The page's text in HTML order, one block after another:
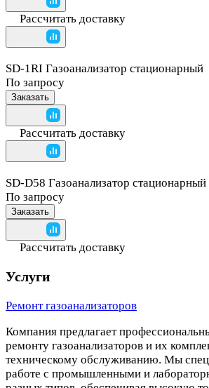
Рассчитать доставку
SD-1RI Газоанализатор стационарный
По запросу
Заказать
Рассчитать доставку
SD-D58 Газоанализатор стационарный
По запросу
Заказать
Рассчитать доставку
Услуги
Ремонт газоанализаторов
Компания предлагает
ремонту газоанализаторов и их
техническому обслуживанию. Мы
работе с промышленными и